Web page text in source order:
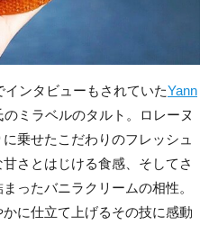
ンタビューもされていたYann
のミラベルのタルト。ロレーヌ
乗せたこだわりのフレッシュ
さとはじける食感、そしてさ
ったバニラクリームの相性。
に仕立て上げるその技に感動